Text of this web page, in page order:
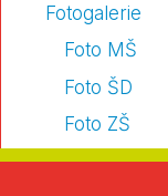
Fotogalerie
Foto MŠ
Foto ŠD
Foto ZŠ